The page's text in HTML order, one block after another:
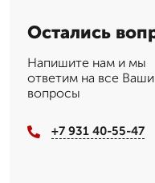
Остались
Напишите нам и мы
ответим на все Ваши
вопросы
+7 931 40-55-47